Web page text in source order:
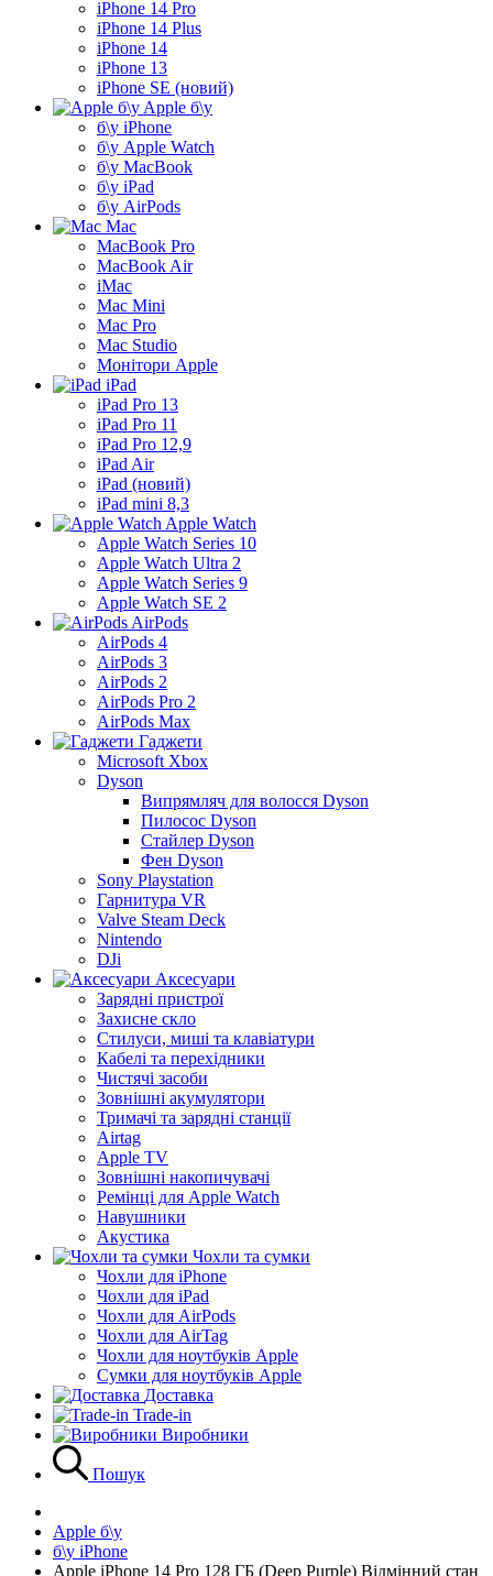
iPhone 14 Pro
iPhone 14 Plus
iPhone 14
iPhone 13
iPhone SE (новий)
Apple б\у
б\у iPhone
б\у Apple Watch
б\у MacBook
б\у iPad
б\у AirPods
Mac
MacBook Pro
MacBook Air
iMac
Mac Mini
Mac Pro
Mac Studio
Монітори Apple
iPad
iPad Pro 13
iPad Pro 11
iPad Pro 12,9
iPad Air
iPad (новий)
iPad mini 8,3
Apple Watch
Apple Watch Series 10
Apple Watch Ultra 2
Apple Watch Series 9
Apple Watch SE 2
AirPods
AirPods 4
AirPods 3
AirPods 2
AirPods Pro 2
AirPods Max
Гаджети
Microsoft Xbox
Dyson
Випрямляч для волосся Dyson
Пилосос Dyson
Стайлер Dyson
Фен Dyson
Sony Playstation
Гарнитура VR
Valve Steam Deck
Nintendo
DJi
Аксесуари
Зарядні пристрої
Захисне скло
Стилуси, миші та клавіатури
Кабелі та перехідники
Чистячі засоби
Зовнішні акумулятори
Тримачі та зарядні станції
Airtag
Apple TV
Зовнішні накопичувачі
Ремінці для Apple Watch
Навушники
Акустика
Чохли та сумки
Чохли для iPhone
Чохли для iPad
Чохли для AirPods
Чохли для AirTag
Чохли для ноутбуків Apple
Сумки для ноутбуків Apple
Доставка
Trade-in
Виробники
Пошук
Apple б\у
б\у iPhone
Apple iPhone 14 Pro 128 ГБ (Deep Purple) Відмінний стан